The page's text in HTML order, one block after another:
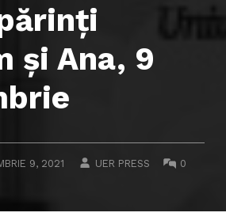
și Ana, 9
9, 2021 UER PRESS 0